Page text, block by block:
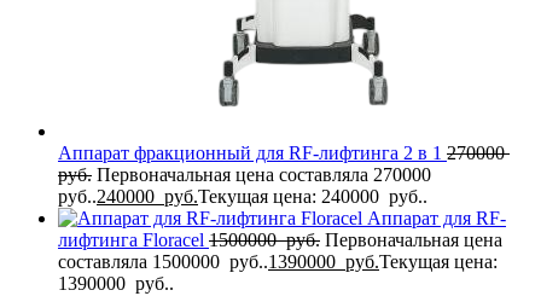
Аппарат фракционный для RF-лифтинга 2 в 1 270000
руб. Первоначальная цена составляла 270000
руб..240000 руб.Текущая цена: 240000 руб..
Аппарат для RF-
лифтинга Flоrасеl 1500000руб. Первоначальная цена
составляла 1500000 руб..1390000 руб.Текущая цена:
1390000 руб..